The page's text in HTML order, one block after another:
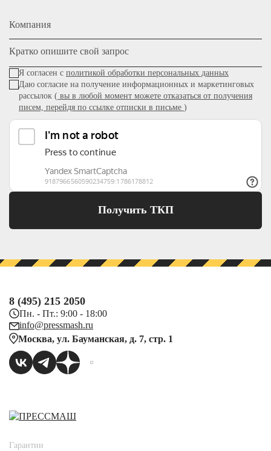
Компания
Кратко опишите свой запрос
Я согласен с политикой обработки персональных данных
Даю согласие на получение информационных и маркетинговых
рассылок ( вы в любой момент можете отказаться от получения
писем, перейдя по ссылке отписки в письме )
Получить ТКП
8 (495) 215 2050
Пн. - Пт.: 9:00 - 18:00
info@pressmash.ru
Москва, ул. Бауманская, д. 7, стр. 1
Гарантии